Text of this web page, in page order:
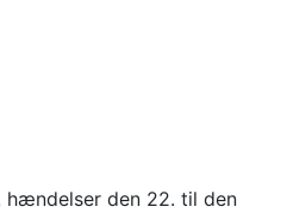
hændelser den 22. til den